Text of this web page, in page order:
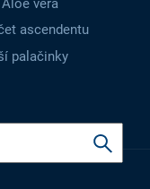
Aloe vera
ascendentu
palačinky